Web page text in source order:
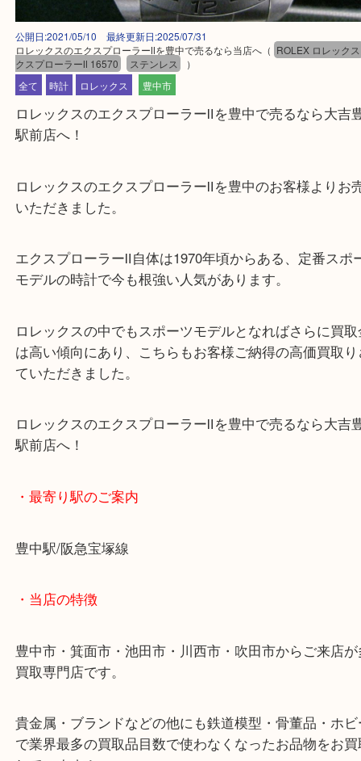
ロレックスのエクスプローラーⅡを豊中で売るなら当店へ（ ROLEX ロレ
クスプローラーⅡ 16570
ステンレス
全て
時計 ロレックス
ロレックスのエクスプローラーⅡを豊中で売るなら
駅前店へ！
ロレックスのエクスプローラーⅡを豊中のお客様よ
いただきました。
モデルの時計で今も根強い人気があります。
ロレックスの中でもスポーツモデルとなればさら
は高い傾向にあり、こちらもお客様ご納得の高価
駅前店へ！
・最寄り駅のご案内
豊中駅/阪急宝塚線